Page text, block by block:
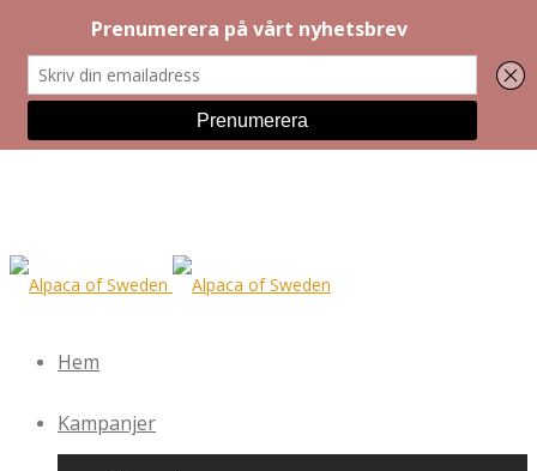
Hem
Kampanjer